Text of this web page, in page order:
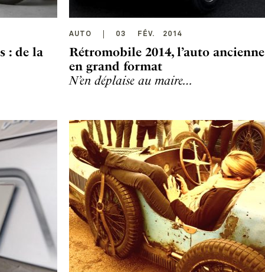
: de la
AUTO 03 FÉV. 2014
Rétromobile 2014, l’auto ancienne
en grand format
N’en déplaise au maire…